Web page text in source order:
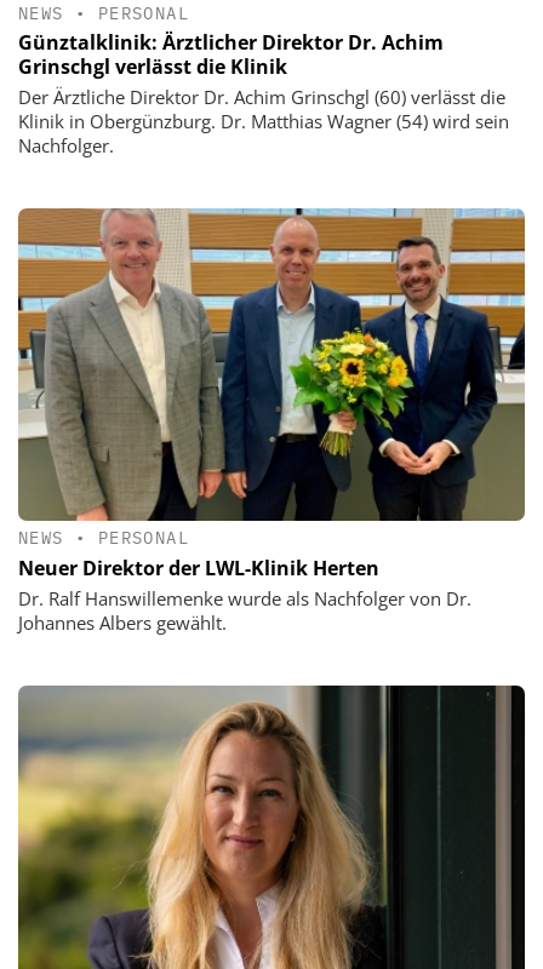
NEWS • PERSONAL
Günztalklinik: Ärztlicher Direktor Dr. Achim
Grinschgl verlässt die Klinik
Der Ärztliche Direktor Dr. Achim Grinschgl (60) verlässt die
Klinik in Obergünzburg. Dr. Matthias Wagner (54) wird sein
Nachfolger.
NEWS • PERSONAL
Neuer Direktor der LWL-Klinik Herten
Dr. Ralf Hanswillemenke wurde als Nachfolger von Dr.
Johannes Albers gewählt.